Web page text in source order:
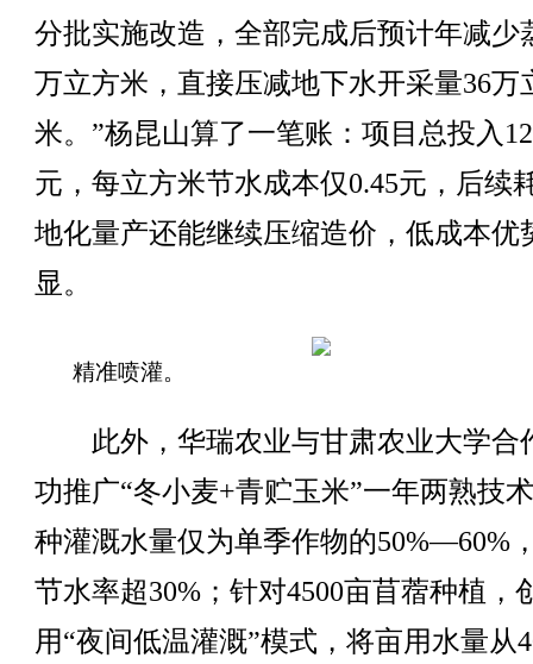
分批实施改造，全部完成后预计年减少
万立方米，直接压减地下水开采量36万
米。”杨昆山算了一笔账：项目总投入
元，每立方米节水成本仅0.45元，后续
地化量产还能继续压缩造价，低成本优
显。
精准喷灌。
此外，华瑞农业与甘肃农业大学合
功推广“冬小麦+青贮玉米”一年两熟技
种灌溉水量仅为单季作物的50%—60%
节水率超30%；针对4500亩苜蓿种植，
用“夜间低温灌溉”模式，将亩用水量从